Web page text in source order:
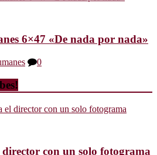
6×47 «De nada por nada»
0
con un solo fotograma